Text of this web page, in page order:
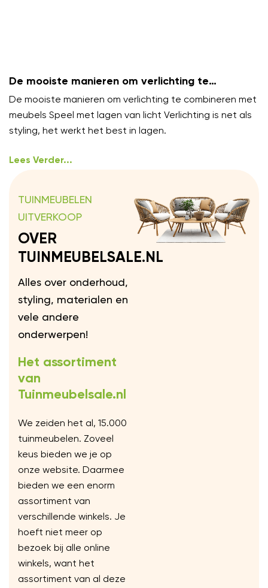
De mooiste manieren om verlichting te
combineren met meubels
De mooiste manieren om verlichting te combineren met
meubels Speel met lagen van licht Verlichting is net als
styling, het werkt het best in lagen.
Lees Verder...
TUINMEUBELEN
UITVERKOOP
OVER
TUINMEUBELSALE.NL
Alles over onderhoud,
styling, materialen en
vele andere
onderwerpen!
Het assortiment
van
Tuinmeubelsale.nl
We zeiden het al, 15.000
tuinmeubelen. Zoveel
keus bieden we je op
onze website. Daarmee
bieden we een enorm
assortiment van
verschillende winkels. Je
hoeft niet meer op
bezoek bij alle online
winkels, want het
assortiment van al deze